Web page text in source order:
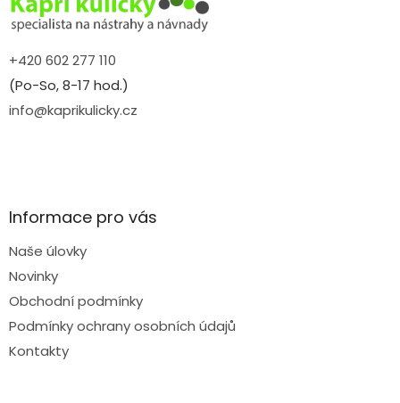
+420 602 277 110
(Po-So, 8-17 hod.)
info@kaprikulicky.cz
Informace pro vás
Naše úlovky
Novinky
Obchodní podmínky
Podmínky ochrany osobních údajů
Kontakty